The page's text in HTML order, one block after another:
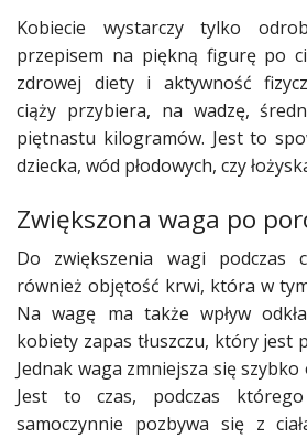
Dodaj
Dodaj
Dodaj
galerię
Dodaj
Najlepsze
Kobiecie wystarczy tylko
przepisem na piękną figurę po
zdrowej dietyi aktywność
ciąży przybiera, na wadzę,
piętnastu kilogramów. Jest to
dziecka, wód płodowych, czy
Zwiększona waga po
Do zwiększenia wagi podczas
również objętość krwi, która w
Na wagę ma także wpływ
kobiety zapas tłuszczu, który jest
Jednak waga zmniejsza się
Jest to czas, podczas
samoczynnie pozbywa się z